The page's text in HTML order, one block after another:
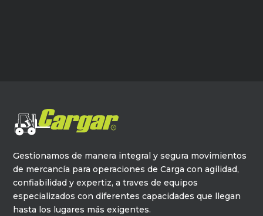
Gestionamos de manera integral y segura movimientos
de mercancía para operaciones de Carga con agilidad,
confiabilidad y expertiz, a traves de equipos
especializados con diferentes capacidades que llegan
hasta los lugares más exigentes.